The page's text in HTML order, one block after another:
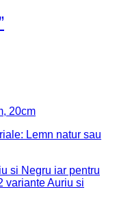
20cm
Lemn natur sau
si Negru iar pentru
variante Auriu si